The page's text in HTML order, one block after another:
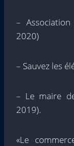
–
2020)
– Sauvez les
– Le maire
2019).
«Le